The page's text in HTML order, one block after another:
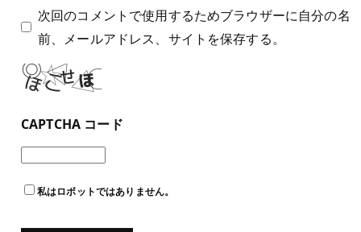
次回のコメントで使用するためブラウザーに自分の名
前、メールアドレス、サイトを保存する。
CAPTCHA コード
私はロボットではありません。